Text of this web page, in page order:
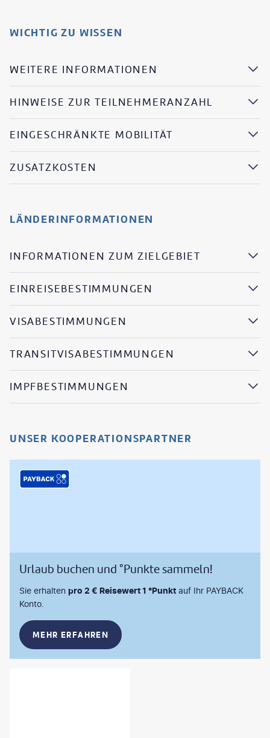
WICHTIG ZU WISSEN
WEITERE INFORMATIONEN
HINWEISE ZUR TEILNEHMERANZAHL
EINGESCHRÄNKTE MOBILITÄT
ZUSATZKOSTEN
LÄNDERINFORMATIONEN
INFORMATIONEN ZUM ZIELGEBIET
EINREISEBESTIMMUNGEN
VISABESTIMMUNGEN
TRANSITVISABESTIMMUNGEN
IMPFBESTIMMUNGEN
UNSER KOOPERATIONSPARTNER
Urlaub buchen und °Punkte sammeln!
Sie erhalten pro 2 € Reisewert 1 °Punkt auf Ihr PAYBACK
Konto.
MEHR ERFAHREN